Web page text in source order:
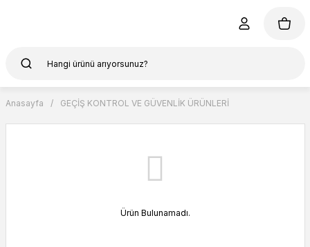
Anasayfa GEÇİŞ KONTROL VE GÜVENLİK ÜRÜNLERİ
Ürün Bulunamadı.